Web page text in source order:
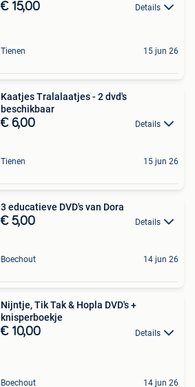
€ 15,00 Details
Tienen 15 jun 26
Kaatjes Tralalaatjes - 2 dvd's
beschikbaar
€ 6,00 Details
Tienen 15 jun 26
3 educatieve DVD's van Dora
€ 5,00 Details
Boechout 14 jun 26
Nijntje, Tik Tak & Hopla DVD's +
knisperboekje
€ 10,00 Details
Boechout 14 jun 26